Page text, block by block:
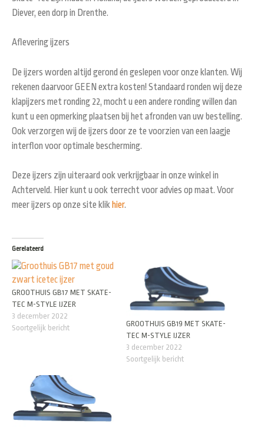
Diever, een dorp in Drenthe.
Aflevering ijzers
De ijzers worden altijd gerond én geslepen voor onze klanten. Wij
rekenen daarvoor GEEN extra kosten! Standaard ronden wij deze
klapijzers met ronding 22, mocht u een andere ronding willen dan
kunt u een opmerking plaatsen bij het afronden van uw bestelling.
Ook verzorgen wij de ijzers door ze te voorzien van een laagje
interflon voor optimale bescherming.
Deze ijzers zijn uiteraard ook verkrijgbaar in onze winkel in
Achterveld. Hier kunt u ook terrecht voor advies op maat. Voor
meer ijzers op onze site klik hier.
Gerelateerd
GROOTHUIS GB17 MET SKATE-
TEC M-STYLE IJZER
3 december 2022
Soortgelijk bericht
GROOTHUIS GB19 MET SKATE-
TEC M-STYLE IJZER
3 december 2022
Soortgelijk bericht